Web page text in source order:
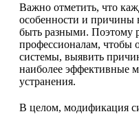
Важно отметить, что
особенности и причины
быть разными. Поэтому
профессионалам, чтобы
системы, выявить
наиболее эффективные
устранения.
В целом, модификация